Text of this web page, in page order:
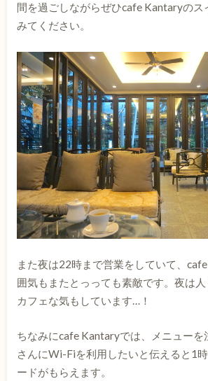
間を過ごしながらぜひcafe Kantaryのス
みてください。
また夜は22時まで営業をしていて、
囲気もまたとっっても素敵です。夜は
カフェな気もしています…！
ちなみにcafe Kantaryでは、メニューを
さんにWi-Fiを利用したいと伝えると1
ードがもらえます。